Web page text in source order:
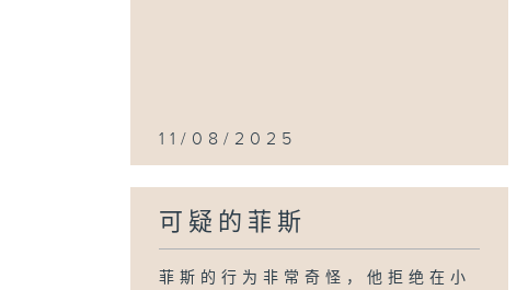
11/08/2025
可疑的菲斯
菲斯的行为非常奇怪，他拒绝在小